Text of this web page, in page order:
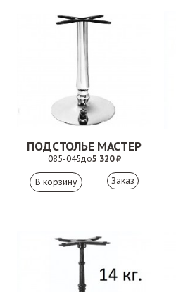
ПОДСТОЛЬЕ МАСТЕР
085-045до5 320 ₽
Заказ